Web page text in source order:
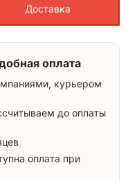
Доставка
оплата
курьером
до оплаты
оплата при